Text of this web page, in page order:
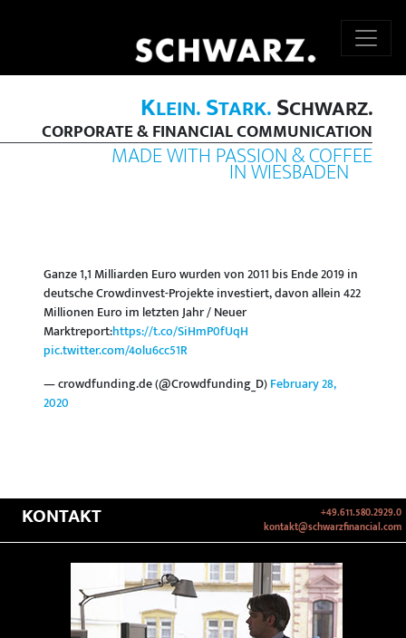
KLEIN.STARK.SCHWARZ.
CORPORATE & FINANCIAL COMMUNICATION
MADE WITH PASSION & COFFEE
IN WIESBADEN
Ganze 1,1 Milliarden Euro wurden von 2011 bis Ende 2019 in
deutsche Crowdinvest-Projekte investiert, davon allein 422
Millionen Euro im letzten Jahr / Neuer
Marktreport:https://t.co/SiHmP0fUqH
pic.twitter.com/4olu6cc51R
— crowdfunding.de (@Crowdfunding_D)February 28,
2020
KONTAKT
+49.611.580.2929.0
kontakt@schwarzfinancial.com